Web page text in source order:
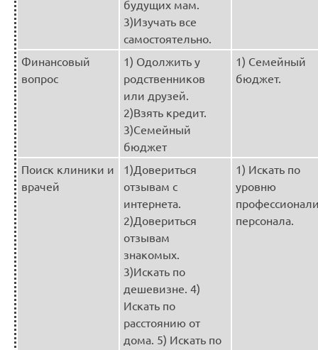
будущих мам.
3)Изучать все
самостоятельно.
Финансовый
вопрос
1) Одолжить у
родственников
или друзей.
2)Взять кредит.
3)Семейный
бюджет
1) Семейный
бюджет.
Поиск клиники и
врачей
1)Довериться
отзывам с
интернета.
2)Довериться
отзывам
знакомых.
3)Искать по
дешевизне. 4)
Искать по
расстоянию от
дома. 5) Искать по
1) Искать по
уровню
персонала.